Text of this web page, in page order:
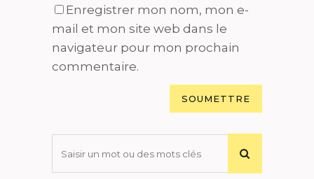
Enregistrer mon nom, mon e-
mail et mon site web dans le
navigateur pour mon prochain
commentaire.